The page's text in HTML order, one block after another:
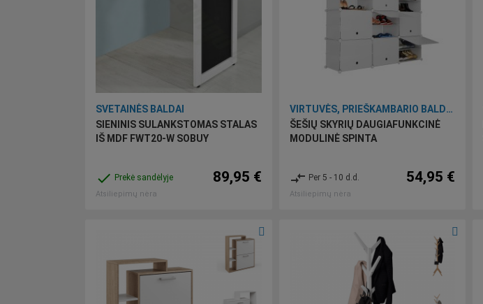
SVETAINĖS BALDAI
SIENINIS SULANKSTOMAS STALAS
IŠ MDF FWT20-W SOBUY
done Prekė sandėlyje
Atsiliepimų nėra
89,95 €
VIRTUVĖS, PRIEŠKAMBARIO BALDAI BEI ĮRANKIAI
ŠEŠIŲ SKYRIŲ DAUGIAFUNKCINĖ
MODULINĖ SPINTA
compare_arrows Per 5 - 10 d.d.
Atsiliepimų nėra
54,95 €